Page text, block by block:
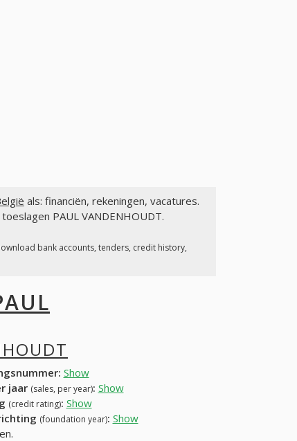
als: financiën, rekeningen, vacatures.
PAUL VANDENHOUDT.
bank accounts, tenders, credit history,
Show
jaar (sales, per year): Show
(credit rating): Show
(foundation year): Show